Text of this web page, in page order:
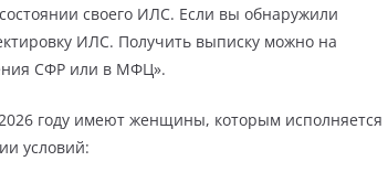
своего ИЛС. Если вы обнаружили
ИЛС. Получить выписку можно на
СФР или в МФЦ».
году имеют женщины, которым исполняется
условий: